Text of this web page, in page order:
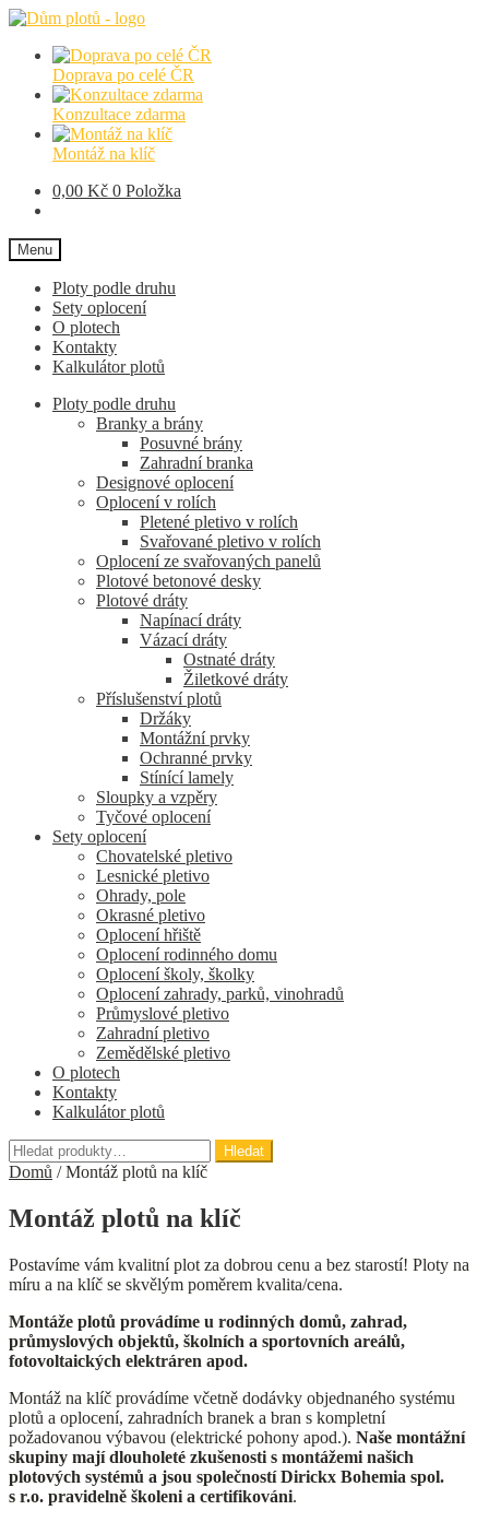
Přeskočit
navigaci
Přejít
obsahu
Doprava po celé ČR
Konzultace zdarma
Montáž na klíč
0,00 Kč 0 Položka
Menu
Ploty podle druhu
Sety oplocení
O plotech
Kontakty
Kalkulátor plotů
Ploty podle druhu
Branky a brány
Posuvné brány
Zahradní branka
Designové oplocení
Oplocení v rolích
Pletené pletivo v rolích
Svařované pletivo v rolích
Oplocení ze svařovaných panelů
Plotové betonové desky
Plotové dráty
Napínací dráty
Vázací dráty
Ostnaté dráty
Žiletkové dráty
Příslušenství plotů
Držáky
Montážní prvky
Ochranné prvky
Stínící lamely
Sloupky a vzpěry
Tyčové oplocení
Sety oplocení
Chovatelské pletivo
Lesnické pletivo
Ohrady, pole
Okrasné pletivo
Oplocení hřiště
Oplocení rodinného domu
Oplocení školy, školky
Oplocení zahrady, parků, vinohradů
Průmyslové pletivo
Zahradní pletivo
Zemědělské pletivo
O plotech
Kontakty
Kalkulátor plotů
Hledat:
Hledat
Domů /Montáž plotů na klíč
Montáž plotů na klíč
Postavíme vám kvalitní plot za dobrou cenu a bez starostí! Ploty na
míru a na klíč se skvělým poměrem kvalita/cena.
Montáže plotů provádíme u rodinných domů, zahrad,
průmyslových objektů, školních a sportovních areálů,
fotovoltaických elektráren apod.
Montáž na klíč provádíme včetně dodávky objednaného systému
plotů a oplocení, zahradních branek a bran s kompletní
požadovanou výbavou (elektrické pohony apod.). Naše montážní
skupiny mají dlouholeté zkušenosti s montážemi našich
plotových systémů a jsou společností Dirickx Bohemia spol.
s r.o. pravidelně školeni a certifikováni.